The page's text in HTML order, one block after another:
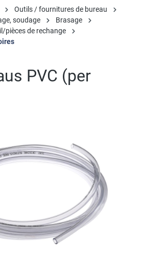
Outils / fournitures de bureau
soudage
Brasage
pièces de rechange
PVC (per